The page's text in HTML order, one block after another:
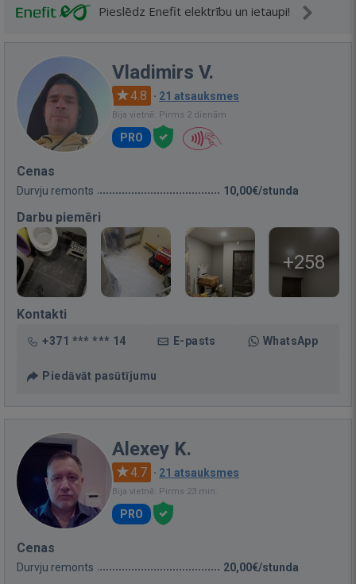
Pieslēdz Enefit elektrību un ietaupi!
Vladimirs V.
4.8 · 21 atsauksmes
Bija vietnē: Pirms 2 dienām
PRO
Cenas
Durvju remonts 10,00€/stunda
Darbu piemēri
+258
Kontakti
+371 *** *** 14 E-pasts WhatsApp
Piedāvāt pasūtījumu
Alexey K.
4.7 · 21 atsauksmes
Bija vietnē: Pirms 23 min.
PRO
Cenas
Durvju remonts 20,00€/stunda